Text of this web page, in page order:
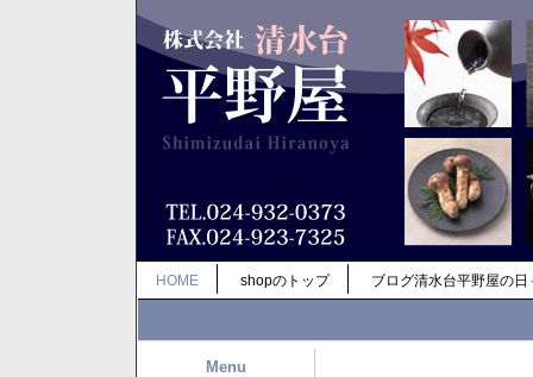
HOME shopのトップ ブログ清水台平野屋の日
Menu